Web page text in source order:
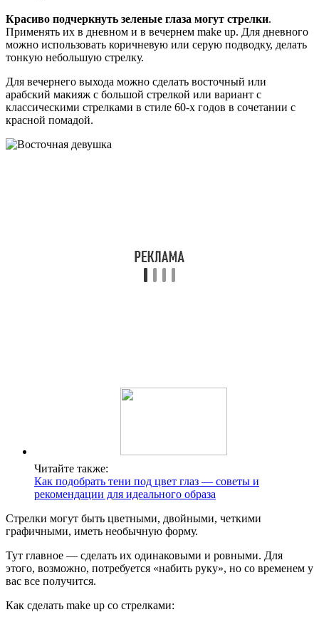
Красиво подчеркнуть зеленые глаза могут стрелки.
Применять их в дневном и в вечернем make up. Для дневного
можно использовать коричневую или серую подводку, делать
тонкую небольшую стрелку.
Для вечернего выхода можно сделать восточный или
арабский макияж с большой стрелкой или вариант с
классическими стрелками в стиле 60-х годов в сочетании с
красной помадой.
Читайте также:
Как подобрать тени под цвет глаз — советы и
рекомендации для идеального образа
Стрелки могут быть цветными, двойными, четкими
графичными, иметь необычную форму.
Тут главное — сделать их одинаковыми и ровными. Для
этого, возможно, потребуется «набить руку», но со временем у
вас все получится.
Как сделать make up со стрелками: